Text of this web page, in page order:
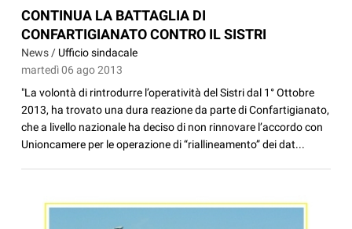
CONTINUA LA BATTAGLIA DI
CONFARTIGIANATO CONTRO IL SISTRI
News / Ufficio sindacale
martedì 06 ago 2013
"La volontà di rintrodurre l’operatività del Sistri dal 1° Ottobre
2013, ha trovato una dura reazione da parte di Confartigianato,
che a livello nazionale ha deciso di non rinnovare l’accordo con
Unioncamere per le operazione di “riallineamento” dei dat...